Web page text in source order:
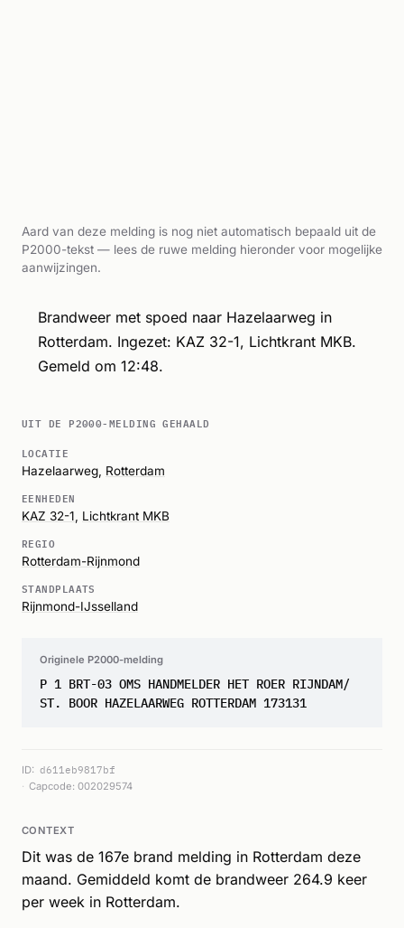
Aard van deze melding is nog niet automatisch bepaald uit de
P2000-tekst — lees de ruwe melding hieronder voor mogelijke
aanwijzingen.
Brandweer met spoed naar Hazelaarweg in
Rotterdam. Ingezet: KAZ 32-1, Lichtkrant MKB.
Gemeld om 12:48.
UIT DE P2000-MELDING GEHAALD
LOCATIE
Hazelaarweg, Rotterdam
EENHEDEN
KAZ 32-1 Lichtkrant MKB
REGIO
Rotterdam-Rijnmond
STANDPLAATS
Rijnmond-IJsselland
Originele P2000-melding
P 1 BRT-03 OMS HANDMELDER HET ROER RIJNDAM/
ST. BOOR HAZELAARWEG ROTTERDAM 173131
ID: d611eb9817bf
Capcode: 002029574
CONTEXT
Dit was de 167e brand melding in Rotterdam deze
maand. Gemiddeld komt de brandweer 264.9 keer
per week in Rotterdam.